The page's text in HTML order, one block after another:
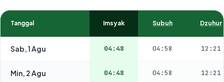
Tanggal Imsyak Subuh Dzuhur
Sab, 1 Agu 04:48 04:58 12:21
Min, 2 Agu 04:48 04:58 12:21